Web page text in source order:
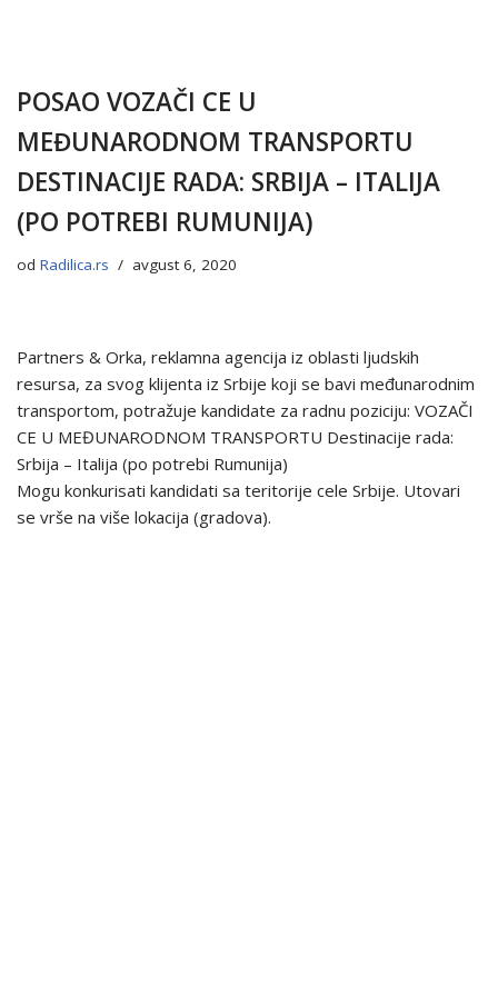
POSAO VOZAČI CE U
MEĐUNARODNOM TRANSPORTU
DESTINACIJE RADA: SRBIJA – ITALIJA
(PO POTREBI RUMUNIJA)
od Radilica.rs avgust 6, 2020
Partners & Orka, reklamna agencija iz oblasti ljudskih
resursa, za svog klijenta iz Srbije koji se bavi međunarodnim
transportom, potražuje kandidate za radnu poziciju: VOZAČI
CE U MEĐUNARODNOM TRANSPORTU Destinacije rada:
Srbija – Italija (po potrebi Rumunija)
Mogu konkurisati kandidati sa teritorije cele Srbije. Utovari
se vrše na više lokacija (gradova).